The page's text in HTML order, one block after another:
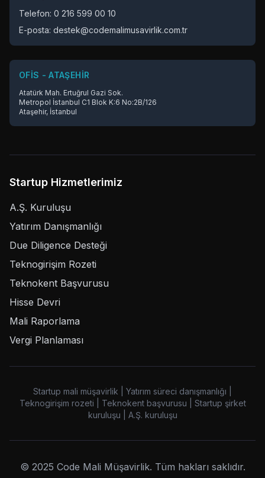
Telefon: 0 216 599 00 10
E-posta: destek@codemalimusavirlik.com.tr
OFIS - ATAŞEHIR
Atatürk Mah. Ertuğrul Gazi Sok.
Metropol İstanbul C1 Blok K:6 No:2B/126
Ataşehir, İstanbul
Startup Hizmetlerimiz
A.Ş. Kuruluşu
Yatırım Danışmanlığı
Due Diligence Desteği
Teknogirişim Rozeti
Teknokent Başvurusu
Hisse Devri
Mali Raporlama
Vergi Planlaması
Startup mali müşavirlik | Yatırım süreci danışmanlığı |
Teknogirişim rozeti | Teknokent başvurusu | Startup şirket
kuruluşu | A.Ş. kuruluşu
© 2025 Code Mali Müşavirlik. Tüm hakları saklıdır.